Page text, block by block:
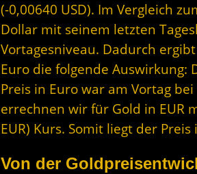
(-0,00640 USD). Im Vergleich
Dollar mit seinem letzten
Vortagesniveau. Dadurch
Euro die folgende Auswirkung:
Preis in Euro war am Vortag
errechnen wir für Gold in EUR
EUR) Kurs. Somit liegt der
Von der